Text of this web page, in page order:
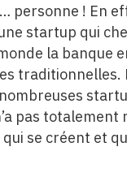
personne ! En
startup qui
la banque
traditionnelles.
pas totalement
se créent et